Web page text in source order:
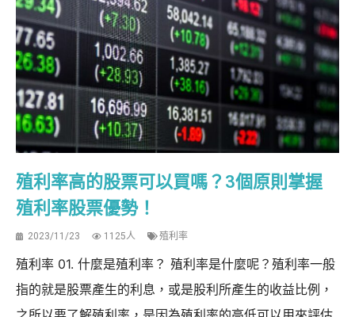
殖利率高的股票可以買嗎？3個原則掌握
殖利率股票優勢！
2023/11/23 1125人 殖利率
殖利率 01. 什麼是殖利率？ 殖利率是什麼呢？殖利率一般
指的就是股票產生的利息，或是股利所產生的收益比例，